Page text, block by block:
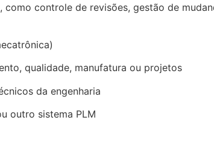
controle de revisões, gestão de
qualidade, manufatura ou projetos
da engenharia
outro sistema PLM